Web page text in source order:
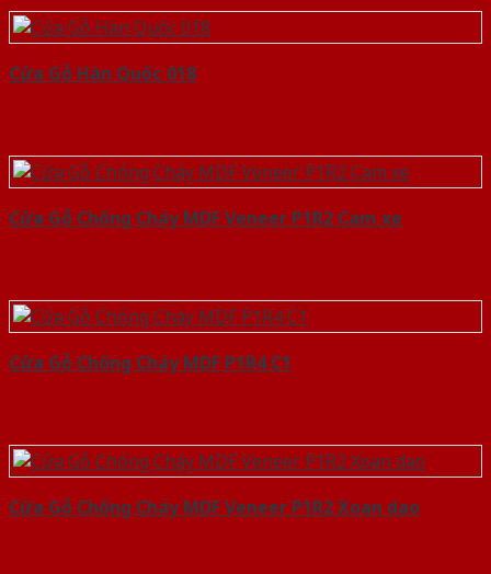
Cửa Gỗ Hàn Quốc 018
Cửa Gỗ Chống Cháy MDF Veneer P1R2 Cam xe
Cửa Gỗ Chống Cháy MDF P1R4 C1
Cửa Gỗ Chống Cháy MDF Veneer P1R2 Xoan dao